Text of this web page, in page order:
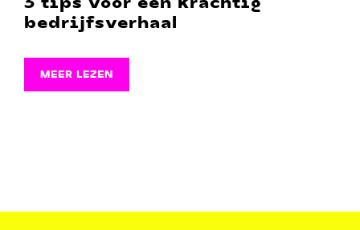
bedrijfsverhaal
MEER LEZEN